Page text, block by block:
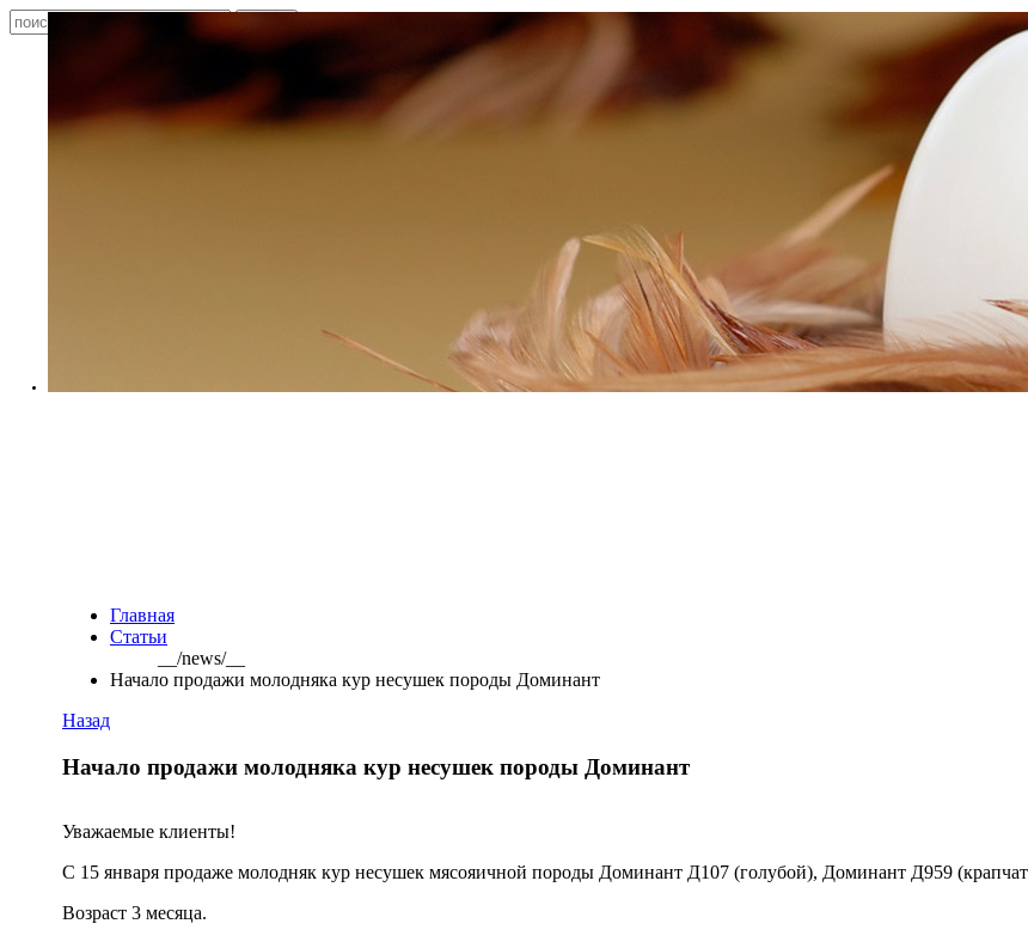
Ваш город:Набережные Челны
Выращивание и продажа сельскохозяйственной птицы
Главная
Статьи
__/news/__
Начало продажи молодняка кур несушек породы Доминант
Назад
Начало продажи молодняка кур несушек породы Доминант
Уважаемые клиенты!
С 15 января продаже молодняк кур несушек мясояичной породы Доминант Д107 (голубой), Доминант Д959
Возраст 3 месяца.